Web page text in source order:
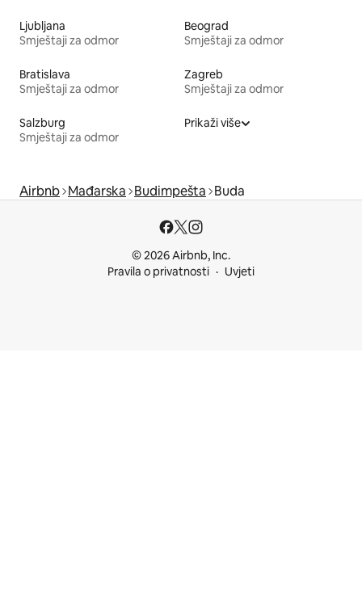
Ljubljana
Smještaji za odmor
Beograd
Smještaji za odmor
Bratislava
Smještaji za odmor
Zagreb
Smještaji za odmor
Salzburg
Smještaji za odmor
Prikaži više
Airbnb Mađarska Budimpešta Buda
© 2026 Airbnb, Inc.
Pravila o privatnosti
Uvjeti